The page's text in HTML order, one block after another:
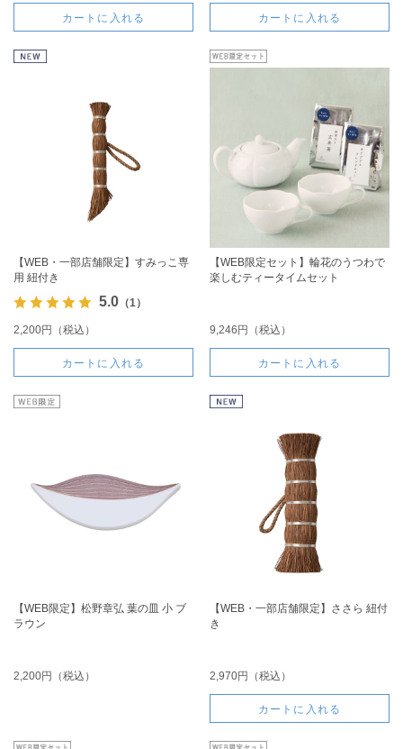
カートに入れる カートに入れる
【WEB・一部店舗限定】すみっこ専
用 紐付き
5.0（1）
2,200円（税込）
カートに入れる
【WEB限定セット】輪花のうつわで
楽しむティータイムセット
9,246円（税込）
カートに入れる
【WEB限定】松野章弘 葉の皿 小 ブ
ラウン
2,200円（税込）
【WEB・一部店舗限定】ささら 紐付
き
2,970円（税込）
カートに入れる